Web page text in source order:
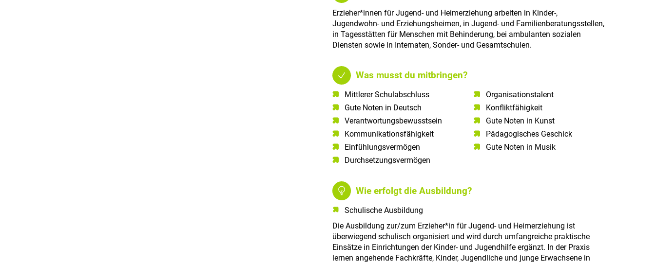
Erzieher*innen für Jugend- und Heimerziehung arbeiten in Kinder-,
Jugendwohn- und Erziehungsheimen, in Jugend- und Familienberatungsstellen,
in Tagesstätten für Menschen mit Behinderung, bei ambulanten sozialen
Diensten sowie in Internaten, Sonder- und Gesamtschulen.
Was musst du mitbringen?
Mittlerer Schulabschluss​
Gute Noten in Deutsch​
Verantwortungsbewusstsein​
Kommunikationsfähigkeit​
Einfühlungsvermögen
Durchsetzungsvermögen
Organisationstalent
Konfliktfähigkeit
Gute Noten in Kunst
Pädagogisches Geschick
Gute Noten in Musik
Wie erfolgt die Ausbildung?
Schulische Ausbildung
Die Ausbildung zur/zum Erzieher*in für Jugend- und Heimerziehung ist
überwiegend schulisch organisiert und wird durch umfangreiche praktische
Einsätze in Einrichtungen der Kinder- und Jugendhilfe ergänzt. In der Praxis
lernen angehende Fachkräfte, Kinder, Jugendliche und junge Erwachsene in